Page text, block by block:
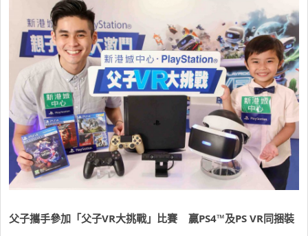
父子攜手參加「父子VR大挑戰」比賽 贏PS4™及PS VR同捆裝